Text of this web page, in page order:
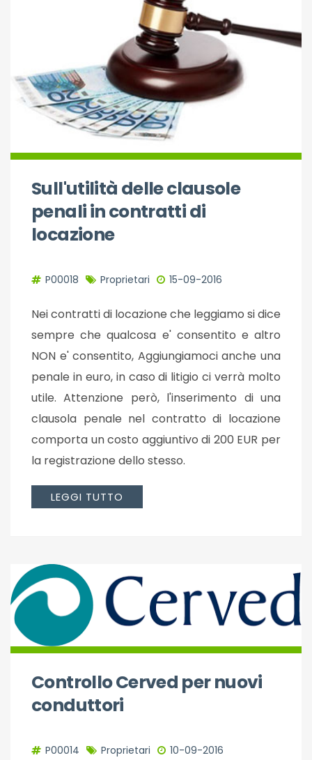
Sull'utilità delle clausole
penali in contratti di
locazione
P00018 Proprietari 15-09-2016
Nei contratti di locazione che leggiamo si dice
sempre che qualcosa e' consentito e altro
NON e' consentito, Aggiungiamoci anche una
penale in euro, in caso di litigio ci verrà molto
utile. Attenzione però, l'inserimento di una
clausola penale nel contratto di locazione
comporta un costo aggiuntivo di 200 EUR per
la registrazione dello stesso.
LEGGI TUTTO
Controllo Cerved per nuovi
conduttori
P00014 Proprietari 10-09-2016